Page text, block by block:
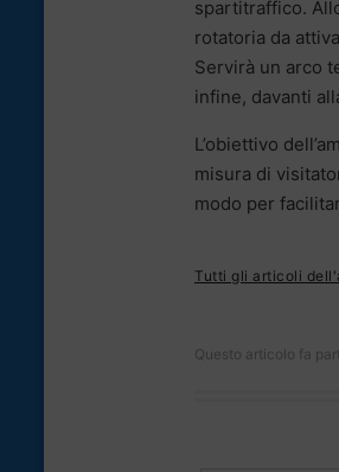
spartitraffico.
rotatoria da
Servirà un arco
infine, davanti
L’obiettivo
misura di
modo per
Tutti gli articoli
Questo articolo fa